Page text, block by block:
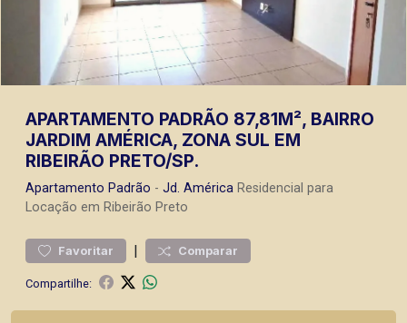
APARTAMENTO PADRÃO 87,81M², BAIRRO
JARDIM AMÉRICA, ZONA SUL EM
RIBEIRÃO PRETO/SP.
Apartamento Padrão - Jd. América Residencial para
Locação em Ribeirão Preto
Favoritar | Comparar
Compartilhe: